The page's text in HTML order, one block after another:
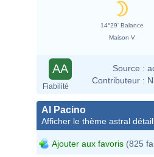
14°29' Balance
Maison V
AA
Fiabilité
Source :
Contributeur :
Al Pacino
Afficher le thème astral
Ajouter aux favoris (825